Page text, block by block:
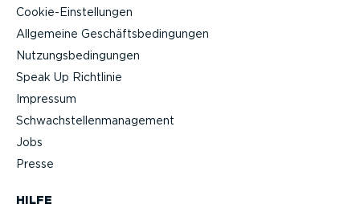
HILFE
Cookie-Ein­stel­lungen
Allgemeine Geschäfts­be­din­gungen
Nutzungs­be­din­gungen
Speak Up Richtlinie
Impressum
Schwach­stel­len­ma­nagement
Jobs
Presse